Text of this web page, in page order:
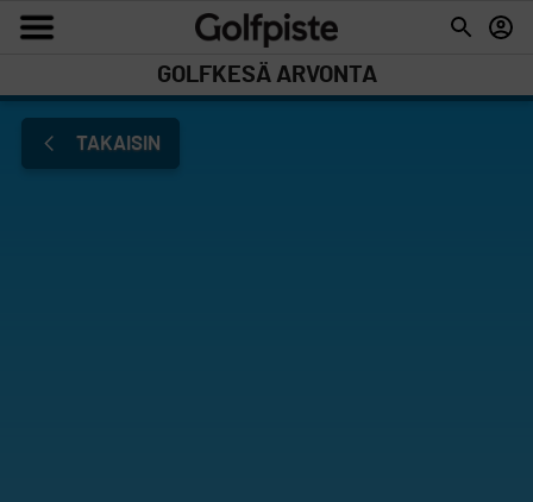
GOLFKESÄ ARVONTA
TAKAISIN